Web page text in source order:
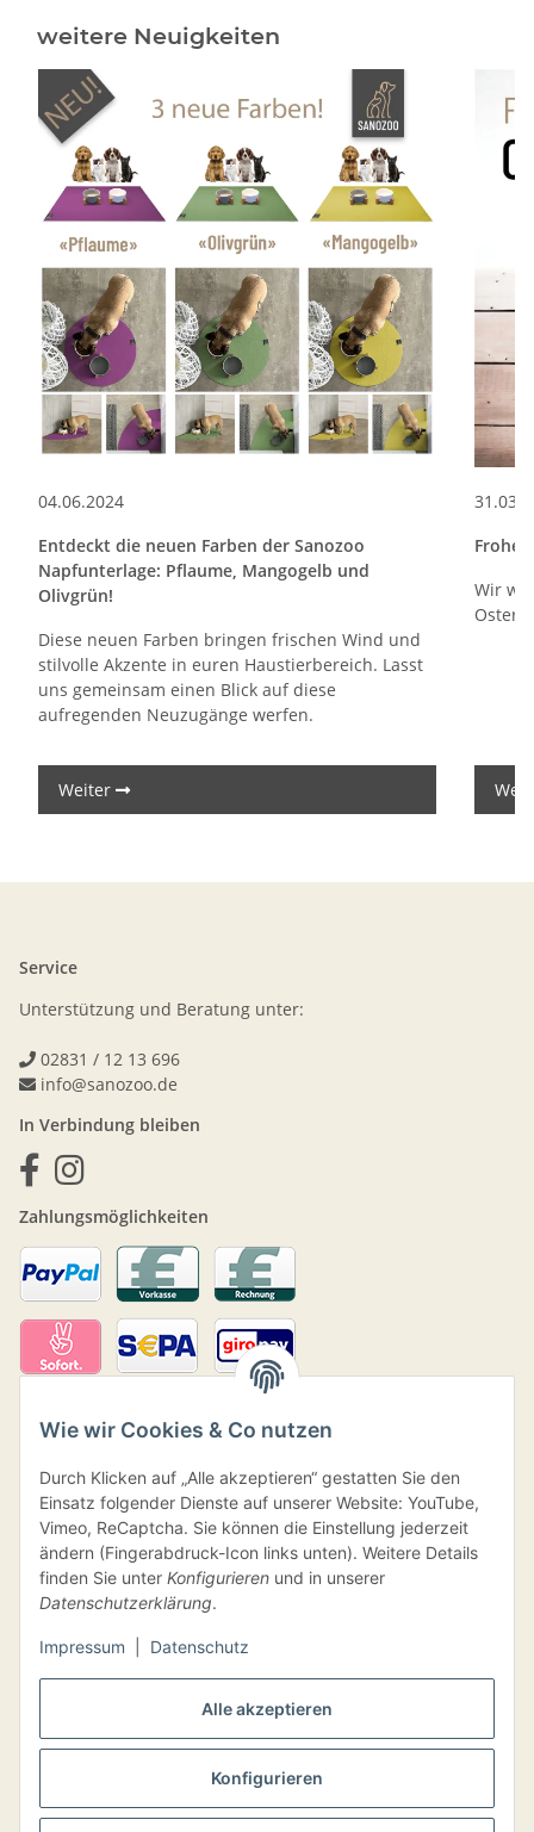
Alle akzeptieren
Konfigurieren
Wie wir Cookies & Co nutzen
Durch Klicken auf „Alle akzeptieren“ gestatten Sie den
Einsatz folgender Dienste auf unserer Website: YouTube,
Vimeo, ReCaptcha. Sie können die Einstellung jederzeit
ändern (Fingerabdruck-Icon links unten). Weitere Details
finden Sie unter Konfigurieren und in unserer
Datenschutzerklärung.
Impressum Datenschutz
Neuigkeiten
04.06.2024
Entdeckt die neuen Farben der Sanozoo
Napfunterlage: Pflaume, Mangogelb und
Olivgrün!
Diese neuen Farben bringen frischen Wind und
stilvolle Akzente in euren Haustierbereich. Lasst
uns gemeinsam einen Blick auf diese
aufregenden Neuzugänge werfen.
Weiter
Frohe
Wir
Service
Unterstützung und Beratung unter:
02831 / 12 13 696
info@sanozoo.de
In Verbindung bleiben
Zahlungsmöglichkeiten
Versand
VERTRAG WIDERRUFEN